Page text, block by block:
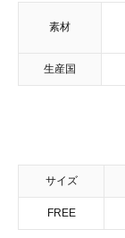
素材
生産国
サイズ
FREE